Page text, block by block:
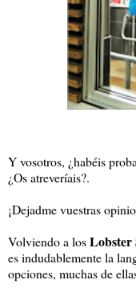
Y vosotros, ¿habéis
¿Os atreveríais?.
¡Dejadme vuestras
Volviendo a losLobster
es indudablemente la
opciones, muchas de